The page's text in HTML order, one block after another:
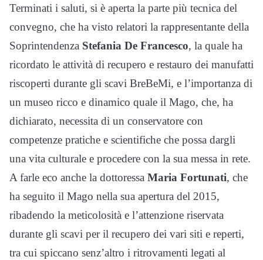
Terminati i saluti, si è aperta la parte più tecnica del
convegno, che ha visto relatori la rappresentante della
Soprintendenza Stefania De Francesco, la quale ha
ricordato le attività di recupero e restauro dei manufatti
riscoperti durante gli scavi BreBeMi, e l’importanza di
un museo ricco e dinamico quale il Mago, che, ha
dichiarato, necessita di un conservatore con
competenze pratiche e scientifiche che possa dargli
una vita culturale e procedere con la sua messa in rete.
A farle eco anche la dottoressa Maria Fortunati, che
ha seguito il Mago nella sua apertura del 2015,
ribadendo la meticolosità e l’attenzione riservata
durante gli scavi per il recupero dei vari siti e reperti,
tra cui spiccano senz’altro i ritrovamenti legati al